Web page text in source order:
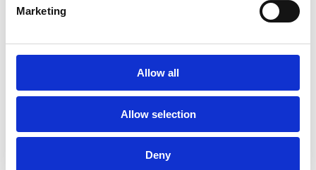
Marketing
Allow all
Allow selection
Deny